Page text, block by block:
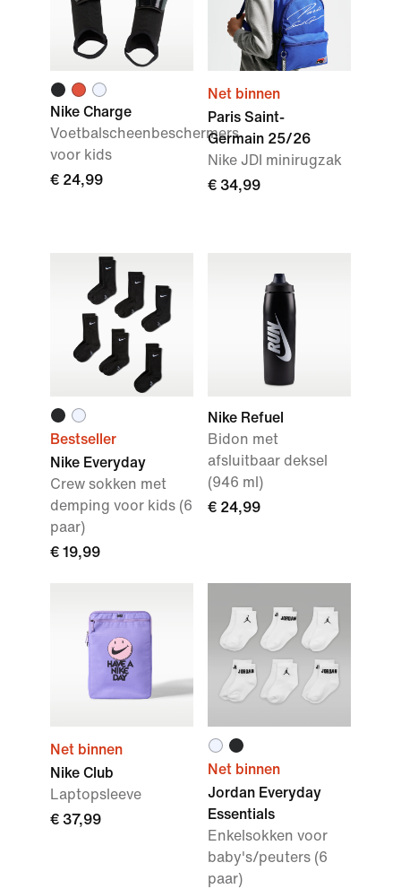
Nike Charge
Voetbalscheenbeschermers
voor kids
€ 24,99
Net binnen
Paris Saint-
Germain 25/26
Nike JDI minirugzak
€ 34,99
Bestseller
Nike Everyday
Crew sokken met
demping voor kids (6
paar)
€ 19,99
Nike Refuel
Bidon met
afsluitbaar deksel
(946 ml)
€ 24,99
Net binnen
Nike Club
Laptopsleeve
€ 37,99
Net binnen
Jordan Everyday
Essentials
Enkelsokken voor
baby's/peuters (6
paar)